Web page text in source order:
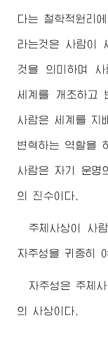
다는 철학적원리
라는것은 사람이
것을 의미하며 사
세계를 개조하고
사람은 세계를 지
변혁하는 역할을
사람은 자기 운명
의 진수이다.
주체사상이 사
자주성을 귀중히
자주성은 주체
의 사상이다.